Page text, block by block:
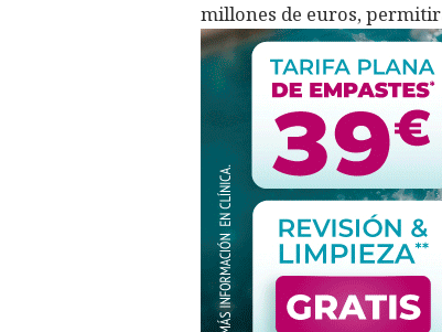
millones de euros,